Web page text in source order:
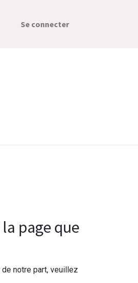
Se connecter
page que
notre part, veuillez